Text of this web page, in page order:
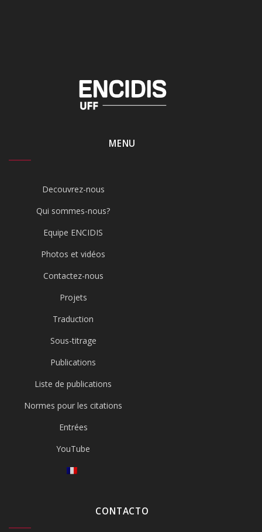
MENU
Decouvrez-nous
Qui sommes-nous?
Equipe ENCIDIS
Photos et vidéos
Contactez-nous
Projets
Traduction
Sous-titrage
Publications
Liste de publications
Normes pour les citations
Entrées
YouTube
CONTACTO